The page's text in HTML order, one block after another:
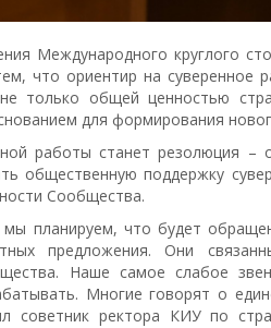
Международного круглого
что ориентир на суверенное
не только общей ценностью
для формирования
работы станет резолюция –
общественную поддержку
Сообщества.
планируем, что будет
предложения. Они
Наше самое слабое
Многие говорят о
советник ректора КИУ по